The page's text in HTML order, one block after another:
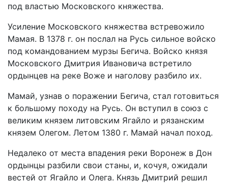
под властью Московского княжества.
Усиление Московского княжества встревожило
Мамая. В 1378 г. он послал на Русь сильное войско
под командованием мурзы Бегича. Войско князя
Московского Дмитрия Ивановича встретило
ордынцев на реке Воже и наголову разбило их.
Мамай, узнав о поражении Бегича, стал готовиться
к большому походу на Русь. Он вступил в союз с
великим князем литовским Ягайло и рязанским
князем Олегом. Летом 1380 г. Мамай начал поход.
Недалеко от места впадения реки Воронеж в Дон
ордынцы разбили свои станы, и, кочуя, ожидали
вестей от Ягайло и Олега. Князь Дмитрий решил